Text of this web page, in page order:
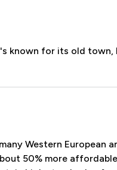
known for its old
Western European
50% more